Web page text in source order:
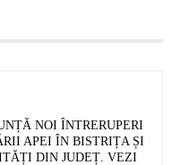
NOI ÎNTRERUPERI
APEI ÎN BISTRIȚA ȘI
DIN JUDEȚ. VEZI